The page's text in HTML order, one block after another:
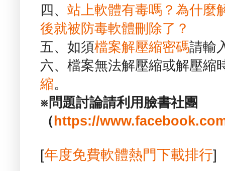
四、 站上軟體有毒嗎？為什麼
後就被防毒軟體刪除了？
五、如須檔案解壓縮密碼請輸
六、檔案無法解壓縮或解壓縮
縮。
※問題討論請利用臉書社團
（ https://
[年度免費軟體熱門下載排行]